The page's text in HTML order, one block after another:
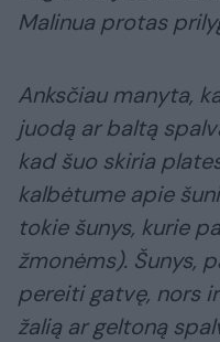
Malinua protas
Anksčiau manyta,
juodą ar baltą
kad šuo skiria
kalbėtume apie
tokie šunys, kurie
žmonėms). Šunys,
pereiti gatvę, nors
žalią ar geltoną